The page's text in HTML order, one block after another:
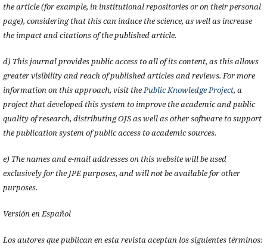
the article (for example, in institutional repositories or on their personal
page), considering that this can induce the science, as well as increase
the impact and citations of the published article.
d) This journal provides public access to all of its content, as this allows
greater visibility and reach of published articles and reviews. For more
information on this approach, visit thePublic Knowledge Project, a
project that developed this system to improve the academic and public
quality of research, distributing OJS as well as other software to support
the publication system of public access to academic sources.
e) The names and e-mail addresses on this website will be used
exclusively for the JPE purposes, and will not be available for other
purposes.
Versión en Español
Los autores que publican en esta revista aceptan los siguientes términos: